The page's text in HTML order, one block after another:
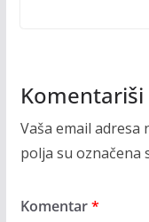
Komentariši
Vaša email adresa
polja su označena
Komentar*